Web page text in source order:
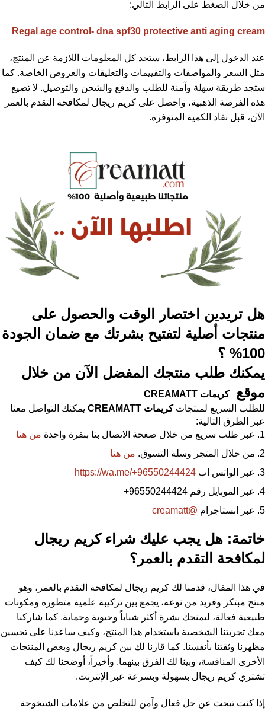
من خلال الضغط على الرابط التالي:
Regal age control- dna spf30 protective anti aging cream
عند الدخول إلى هذا الرابط، ستجد كل المعلومات اللازمة عن المنتج،
مثل السعر والمواصفات والتقييمات والتعليقات والعروض الخاصة. كما
ستجد طريقة سهلة وآمنة للطلب والدفع والشحن والتوصيل. لا تضيع
هذه الفرصة الذهبية، واحصل على كريم ريجال لمكافحة التقدم بالعمر
الآن، قبل نفاد الكمية المتوفرة.
هل تريدين اختصار الوقت والحصول على
منتجات أصلية لتفتيح بشرتك مع ضمان الجودة
100% ؟
يمكنك طلب منتجك المفضل الآن من خلال
موقع
كريمات CREAMATT
للطلب السريع لمنتجاتكريمات CREAMATT يمكنك التواصل معنا
عبر الطرق التالية:
عبر طلب سريع من خلال صغحة الاتصال بنا بنقرة واحدة من هنا
من خلال المتجر وسلة التسوق. من هنا
عبر الواتس اب https://wa.me/+96550244424
عبر الموبايل رقم 96550244424
+
عبر انستاجرام @creamatt_
خاتمة: هل يجب عليك شراء كريم ريجال
لمكافحة التقدم بالعمر؟
في هذا المقال، قدمنا لك كريم ريجال لمكافحة التقدم بالعمر، وهو
منتج مبتكر وفريد من نوعه، يجمع بين تركيبة علمية متطورة ومكونات
طبيعية فعالة، ليمنحك بشرة أكثر شباباً وحيوية وحماية. كما شاركنا
معك تجربتنا الشخصية باستخدام هذا المنتج، وكيف ساعدنا على تحسين
مظهرنا وثقتنا بأنفسنا. كما قارنا لك بين كريم ريجال وبعض المنتجات
الأخرى المنافسة، وبينا لك الفرق بينهما. وأخيراً، أوضحنا لك كيف
تشتري كريم ريجال بسهولة وبسرعة عبر الإنترنت.
إذا كنت تبحث عن حل فعال وآمن للتخلص من علامات الشيخوخة